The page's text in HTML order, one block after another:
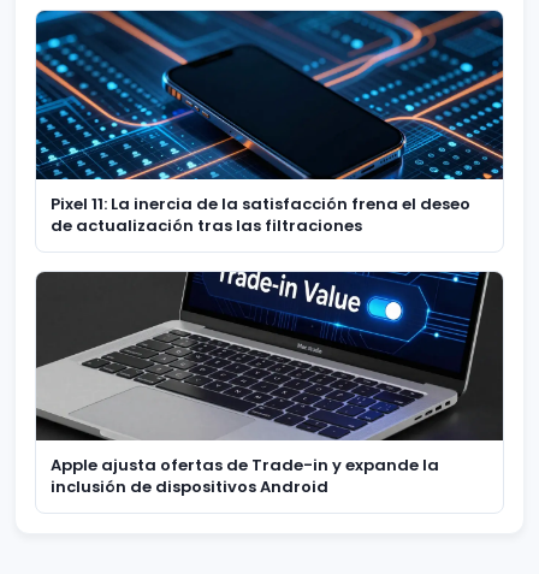
Pixel 11: La inercia de la satisfacción frena el deseo
de actualización tras las filtraciones
Apple ajusta ofertas de Trade-in y expande la
inclusión de dispositivos Android